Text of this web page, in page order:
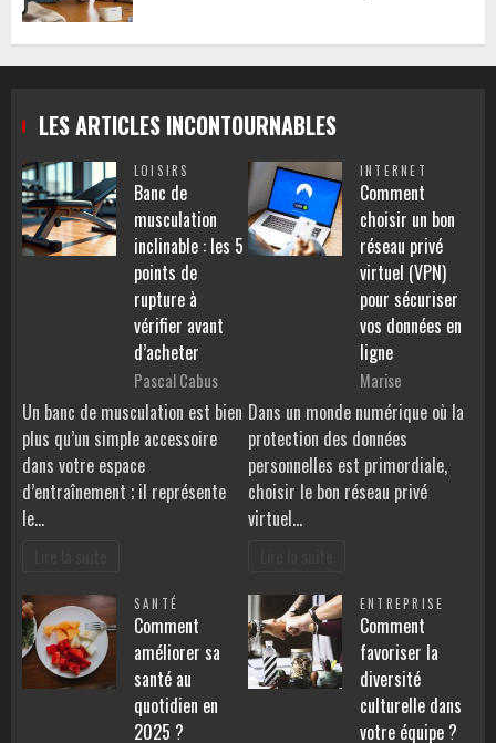
LES ARTICLES INCONTOURNABLES
LOISIRS
Banc de
musculation
inclinable : les 5
points de
rupture à
vérifier avant
d’acheter
Pascal Cabus
Un banc de musculation est bien
plus qu’un simple accessoire
dans votre espace
d’entraînement ; il représente
le…
INTERNET
Comment
choisir un bon
réseau privé
virtuel (VPN)
pour sécuriser
vos données en
ligne
Marise
Dans un monde numérique où la
protection des données
personnelles est primordiale,
choisir le bon réseau privé
virtuel…
SANTÉ
Comment
améliorer sa
santé au
quotidien en
2025 ?
ENTREPRISE
Comment
favoriser la
diversité
culturelle dans
votre équipe ?